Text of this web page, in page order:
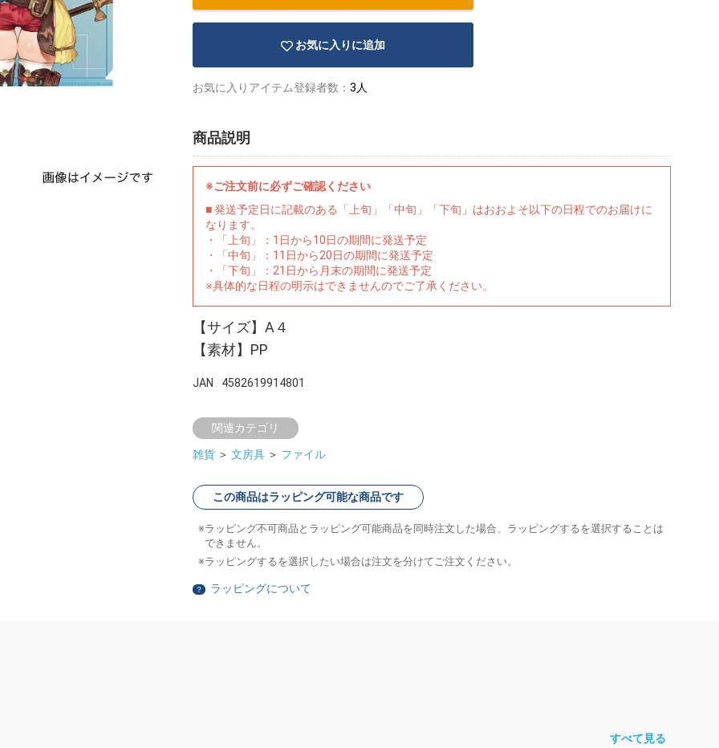
お気に入りに追加
お気に入りアイテム登録者数： 3人
商品説明
※ご注文前に必ずご確認ください
■ 発送予定日に記載のある「上旬」「中旬」「下旬」はおおよそ以下の日程でのお届けに
なります。
・「上旬」：1日から10日の期間に発送予定
・「中旬」：11日から20日の期間に発送予定
・「下旬」：21日から月末の期間に発送予定
※具体的な日程の明示はできませんのでご了承ください。
【サイズ】A４
【素材】PP
JAN 4582619914801
関連カテゴリ
雑貨 ＞ 文房具 ＞ ファイル
この商品はラッピング可能な商品です
ラッピング不可商品とラッピング可能商品を同時注文した場合、ラッピングするを選択することは
できません。
ラッピングするを選択したい場合は注文を分けてご注文ください。
？ ラッピングについて
すべて見る